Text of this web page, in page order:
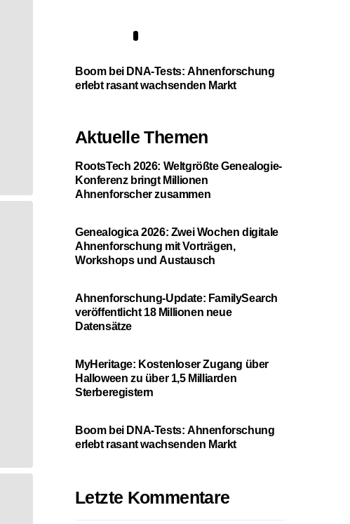
Boom bei DNA-Tests: Ahnenforschung
erlebt rasant wachsenden Markt
Aktuelle Themen
RootsTech 2026: Weltgrößte Genealogie-
Konferenz bringt Millionen
Ahnenforscher zusammen
Genealogica 2026: Zwei Wochen digitale
Ahnenforschung mit Vorträgen,
Workshops und Austausch
Ahnenforschung-Update: FamilySearch
veröffentlicht 18 Millionen neue
Datensätze
MyHeritage: Kostenloser Zugang über
Halloween zu über 1,5 Milliarden
Sterberegistern
Boom bei DNA-Tests: Ahnenforschung
erlebt rasant wachsenden Markt
Letzte Kommentare